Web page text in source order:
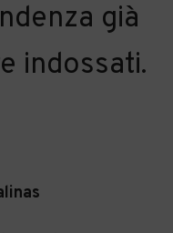
già
indossati.